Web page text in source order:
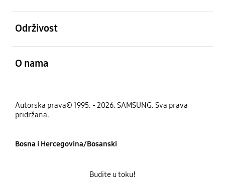
Održivost
O nama
Autorska prava© 1995. - 2026. SAMSUNG. Sva prava
pridržana.
Bosna i Hercegovina/Bosanski
Budite u toku!